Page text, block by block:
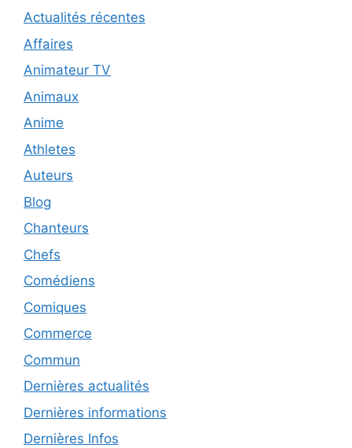
Actualités récentes
Affaires
Animateur TV
Animaux
Anime
Athletes
Auteurs
Blog
Chanteurs
Chefs
Comédiens
Comiques
Commerce
Commun
Dernières actualités
Dernières informations
Dernières Infos